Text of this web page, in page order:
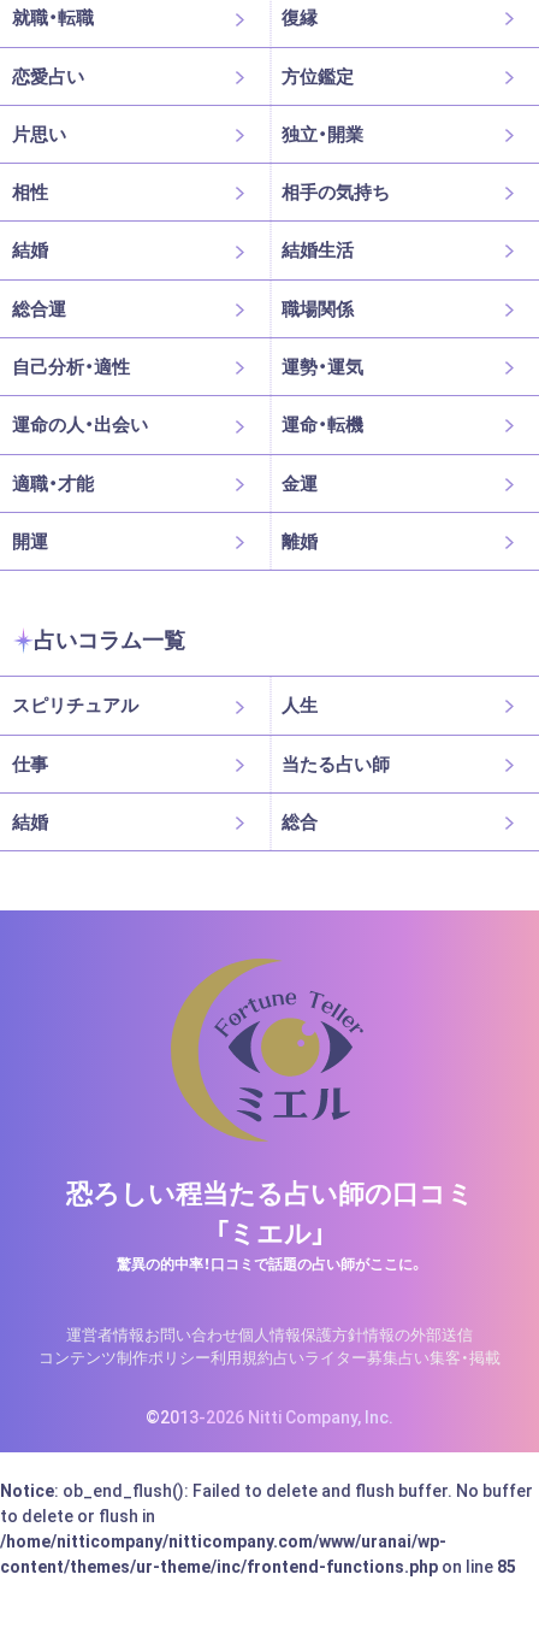
就職・転職 復縁
恋愛占い 方位鑑定
片思い 独立・開業
相性 相手の気持ち
結婚 結婚生活
総合運 職場関係
自己分析・適性 運勢・運気
運命の人・出会い 運命・転機
適職・才能 金運
開運 離婚
占いコラム一覧
スピリチュアル 人生
仕事 当たる占い師
結婚 総合
恐ろしい程当たる占い師の口コミ
「ミエル」
驚異の的中率！口コミで話題の占い師がここに。
運営者情報お問い合わせ個人情報保護方針情報の外部送信
コンテンツ制作ポリシー利用規約占いライター募集占い集客・掲載
©2013-2026 Nitti Company, Inc.
Notice: ob_end_flush(): Failed to delete and flush buffer. No buffer
to delete or flush in
/home/nitticompany/nitticompany.com/www/uranai/wp-
content/themes/ur-theme/inc/frontend-functions.php on line 85